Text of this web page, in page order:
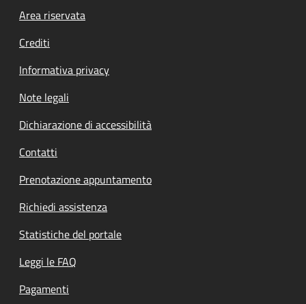
Footer menu
Area riservata
Crediti
Informativa privacy
Note legali
Dichiarazione di accessibilità
Contatti
Prenotazione appuntamento
Richiedi assistenza
Statistiche del portale
Leggi le FAQ
Pagamenti